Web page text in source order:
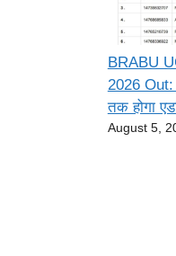
BRABU
2026 Out:
तक होगा
August 5,